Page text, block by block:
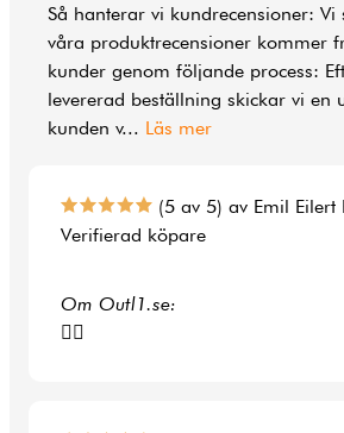
Så hanterar vi kundrecensioner: Vi
våra produktrecensioner kommer
kunder genom följande process:
levererad beställning skickar vi en
kunden v... Läs mer
(5 av 5) av Emil Eilert
Verifierad köpare
Om Outl1.se:
👍🏻